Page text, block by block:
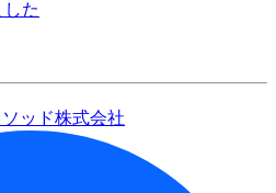
た
ッド株式会社